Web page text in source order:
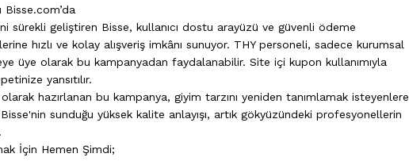
Bisse.com’da
sürekli geliştiren Bisse, kullanıcı dostu arayüzü ve güvenli ödeme
hızlı ve kolay alışveriş imkânı sunuyor. THY personeli, sadece kurumsal
üye olarak bu kampanyadan faydalanabilir. Site içi kupon kullanımıyla
yansıtılır.
hazırlanan bu kampanya, giyim tarzını yeniden tanımlamak isteyenlere
sunduğu yüksek kalite anlayışı, artık gökyüzündeki profesyonellerin
İçin Hemen Şimdi;